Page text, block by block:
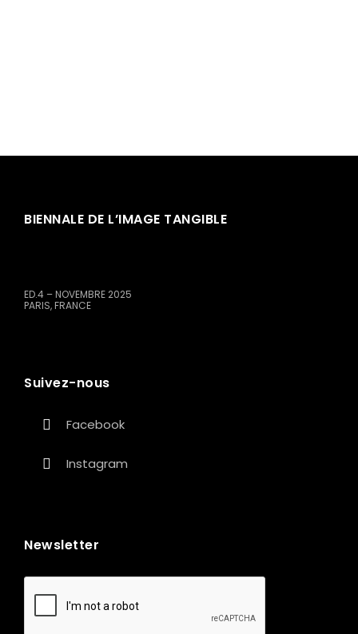
BIENNALE DE L’IMAGE TANGIBLE
ED.4 – NOVEMBRE 2025
PARIS, FRANCE
Suivez-nous
Facebook
Instagram
Newsletter